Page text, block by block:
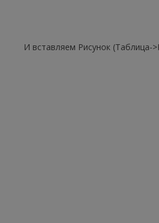
И вставляем Рисунок (Таблица-